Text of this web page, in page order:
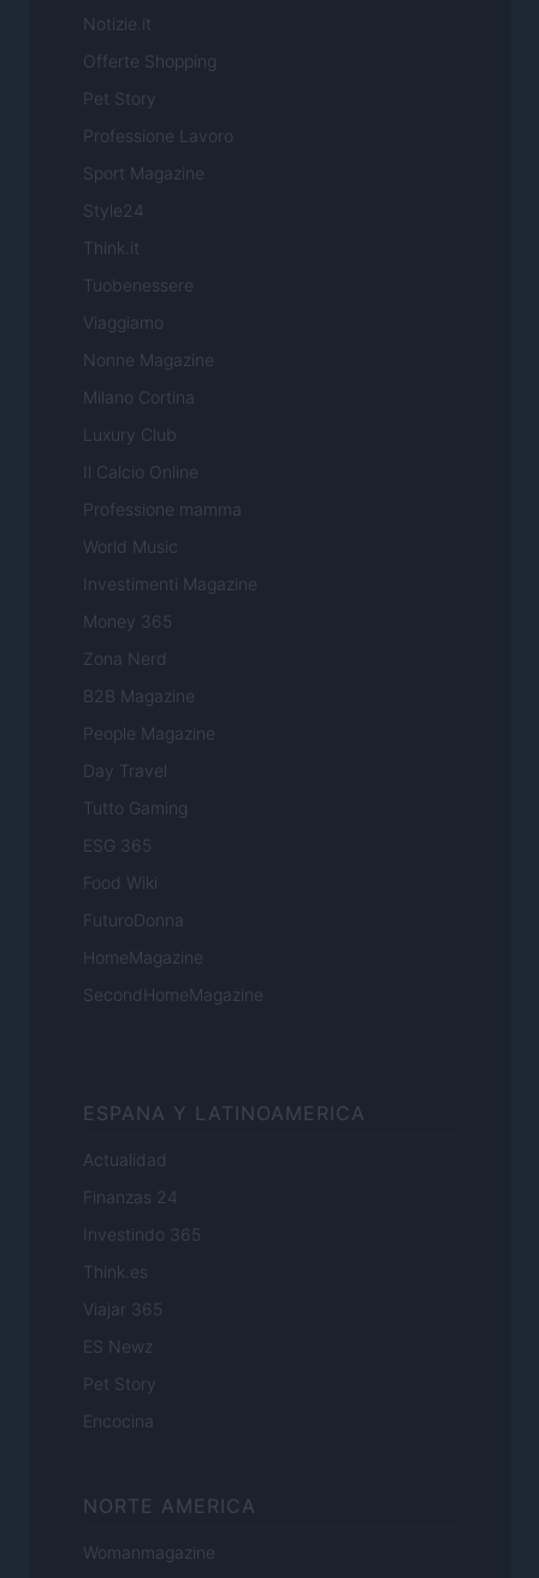
Notizie.it
Offerte Shopping
Pet Story
Professione Lavoro
Sport Magazine
Style24
Think.it
Tuobenessere
Viaggiamo
Nonne Magazine
Milano Cortina
Luxury Club
Il Calcio Online
Professione mamma
World Music
Investimenti Magazine
Money 365
Zona Nerd
B2B Magazine
People Magazine
Day Travel
Tutto Gaming
ESG 365
Food Wiki
FuturoDonna
HomeMagazine
SecondHomeMagazine
ESPANA Y LATINOAMERICA
Actualidad
Finanzas 24
Investindo 365
Think.es
Viajar 365
ES Newz
Pet Story
Encocina
NORTE AMERICA
Womanmagazine